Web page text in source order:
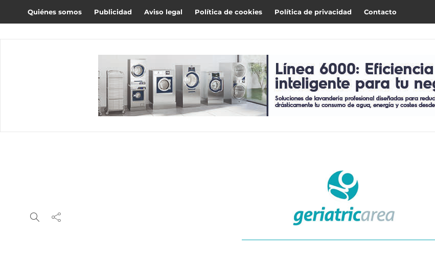
Quiénes somos Publicidad Aviso legal Política de cookies Política de privacidad Contacto